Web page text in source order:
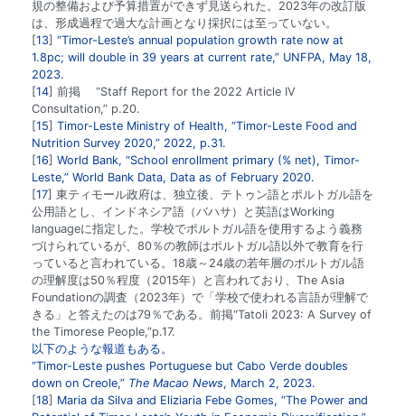
規の整備および予算措置ができず見送られた。2023年の改訂版
は、形成過程で過大な計画となり採択には至っていない。
13 “Timor-Leste’s annual population growth rate now at
1.8pc; will double in 39 years at current rate,” UNFPA, May 18,
2023.
14 前掲 “Staff Report for the 2022 Article IV
Consultation,” p.20.
15
Timor-Leste Ministry of Health, “Timor-Leste Food and
Nutrition Survey 2020,” 2022, p.31.
16
World Bank, “School enrollment primary (% net), Timor-
Leste,” World Bank Data, Data as of February 2020.
17 東ティモール政府は、独立後、テトゥン語とポルトガル語を
公用語とし、インドネシア語（バハサ）と英語はWorking
languageに指定した。学校でポルトガル語を使用するよう義務
づけられているが、80％の教師はポルトガル語以外で教育を行
っていると言われている。18歳～24歳の若年層のポルトガル語
の理解度は50％程度（2015年）と言われており、The Asia
Foundationの調査（2023年）で「学校で使われる言語が理解で
きる」と答えたのは79％である。前掲“Tatoli 2023: A Survey of
the Timorese People,”p.17.
以下のような報道もある。
“Timor-Leste pushes Portuguese but Cabo Verde doubles
down on Creole,” The Macao News, March 2, 2023.
18
Maria da Silva and Eliziaria Febe Gomes, “The Power and